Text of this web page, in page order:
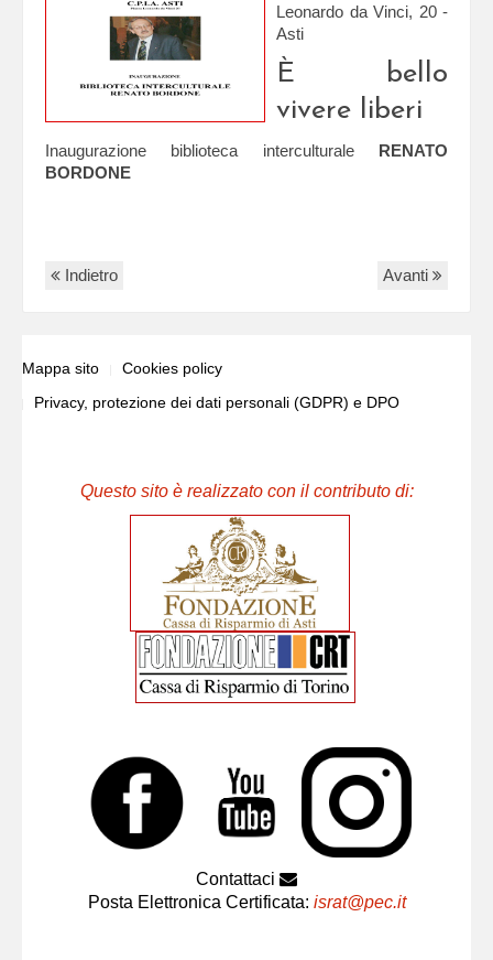
Leonardo da Vinci, 20 -
Asti
È bello
vivere liberi
Inaugurazione biblioteca interculturale RENATO
BORDONE
Indietro Avanti
Mappa sito
Cookies policy
Privacy, protezione dei dati personali (GDPR) e DPO
Questo sito è realizzato con il contributo di:
Contattaci
Posta Elettronica Certificata: israt@pec.it